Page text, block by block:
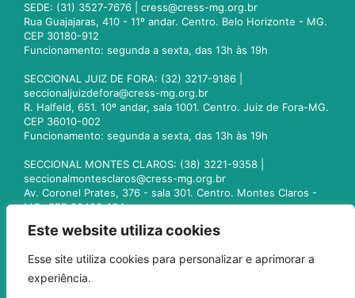
Este website utiliza cookies
Esse site utiliza cookies para personalizar e aprimorar a
experiência.
SEDE: (31) 3527-7676 | cress@cress-mg.org.br
Rua Guajajaras, 410 - 11º andar. Centro. Belo Horizonte - MG.
CEP 30180-912
Funcionamento: segunda a sexta, das 13h às 19h
SECCIONAL JUIZ DE FORA: (32) 3217-9186 |
seccionaljuizdefora@cress-mg.org.br
R. Halfeld, 651. 10º andar, sala 1001. Centro. Juiz de Fora-MG.
CEP 36010-002
Funcionamento: segunda a sexta, das 13h às 19h
SECCIONAL MONTES CLAROS: (38) 3221-9358 |
seccionalmontesclaros@cress-mg.org.br
Av. Coronel Prates, 376 - sala 301. Centro. Montes Claros -
MG. CEP 39400-104
seccionaluberlandia@cress-mg.org.br
Av. Afonso Pena, 547 - sala 101. Uberlândia - MG. CEP